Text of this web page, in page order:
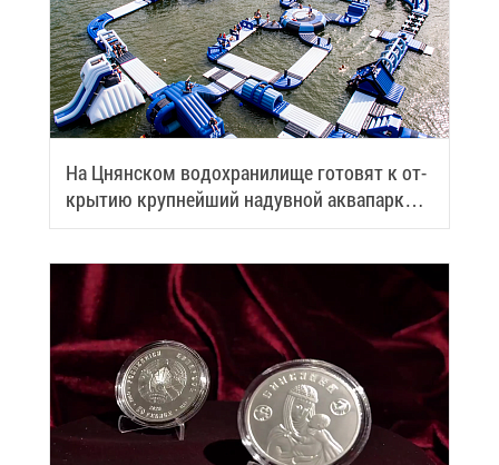
На Цнян­ском во­до­хра­ни­ли­ще го­то­вят к от­
кры­тию круп­ней­ший на­дув­ной ак­ва­парк
Бе­ла­ру­си